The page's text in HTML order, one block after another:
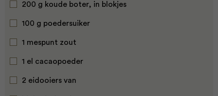
200 g koude boter, in blokjes
100 g poedersuiker
1 mespunt zout
1 el cacaopoeder
2 eidooiers van